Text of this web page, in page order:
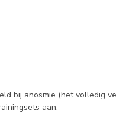
bij anosmie (het volledig
aan.